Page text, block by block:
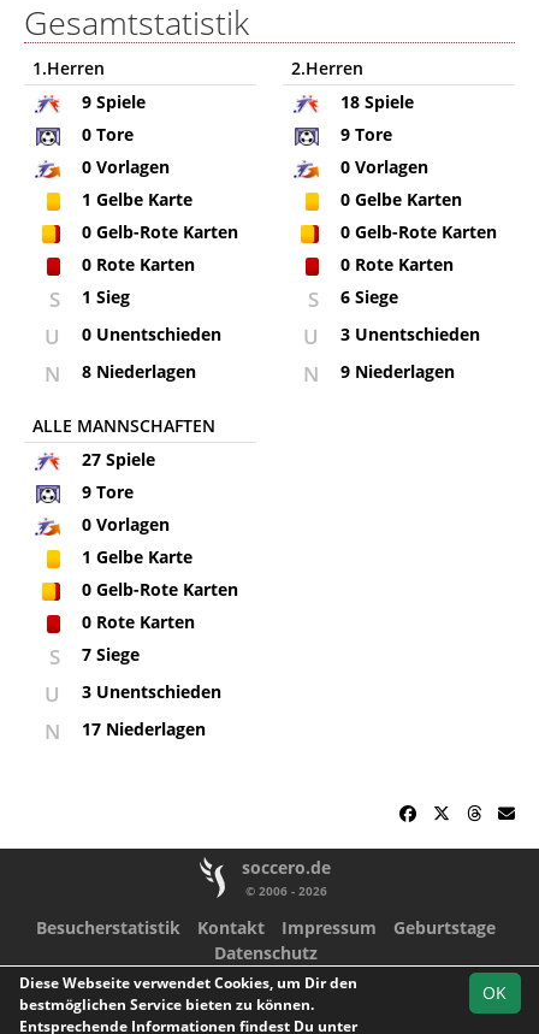
Gesamtstatistik
1.Herren
9 Spiele
0 Tore
0 Vorlagen
1 Gelbe Karte
0 Gelb-Rote Karten
0 Rote Karten
S 1 Sieg
U 0 Unentschieden
N 8 Niederlagen
2.Herren
18Spiele
9Tore
0Vorlagen
0Gelbe Karten
0Gelb-Rote Karten
0Rote Karten
S 6 Siege
U 3 Unentschieden
N 9 Niederlagen
ALLE MANNSCHAFTEN
27 Spiele
9 Tore
0 Vorlagen
1 Gelbe Karte
0 Gelb-Rote Karten
0 Rote Karten
S 7 Siege
U 3 Unentschieden
N 17 Niederlagen
soccero.de
© 2006 - 2026
Besucherstatistik Kontakt Impressum
Geburtstage
Datenschutz
Facebook
Instagram OK
Diese Webseite verwendet Cookies, um Dir den
bestmöglichen Service bieten zu können.
Entsprechende Informationen findest Du unter